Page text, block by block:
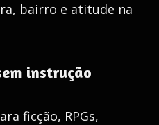
bairro e atitude na
instrução
ficção, RPGs,